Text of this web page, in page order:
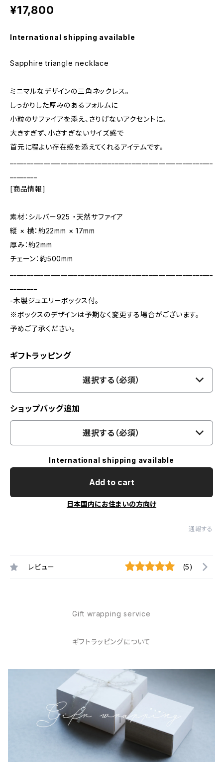
¥17,800
International shipping available
Sapphire triangle necklace
ミニマルなデザインの三角ネックレス。
しっかりした厚みのあるフォルムに
小粒のサファイアを添え、さりげないアクセントに。
大きすぎず、小さすぎないサイズ感で
首元に程よい存在感を添えてくれるアイテムです。
[商品情報]
素材：シルバー925 ・天然サファイア
縦 × 横：約22mm × 17mm
厚み：約2mm
チェーン：約500mm
-木製ジュエリーボックス付。
※ボックスのデザインは予期なく変更する場合がございます。
予めご了承ください。
ギフトラッピング
選択する（必須）
ショップバッグ追加
選択する（必須）
International shipping available
Add to cart
日本国内にお住まいの方向け
通報する
レビュー (5)
Gift wrapping service
ギフトラッピングについて